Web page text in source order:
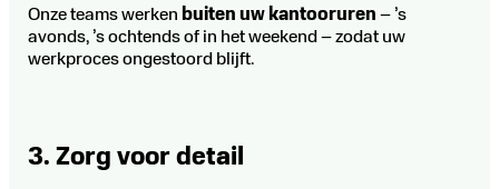
Onze teams werken buiten uw kantooruren – ’s
avonds, ’s ochtends of in het weekend – zodat uw
werkproces ongestoord blijft.
3. Zorg voor detail